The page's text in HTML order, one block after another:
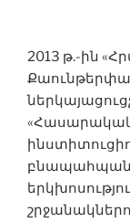
2013 թ.-ին